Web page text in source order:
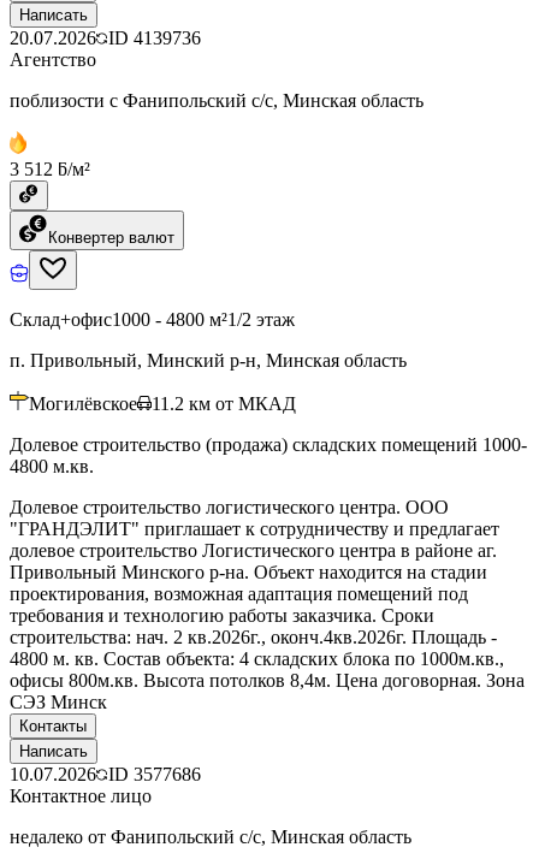
Написать
20.07.2026 ID 4139736
Агентство
поблизости с Фанипольский с/с, Минская область
3 512 ƃ/м²
Конвертер валют
Склад+офис1000 - 4800 м²1/2 этаж
п. Привольный, Минский р-н, Минская область
Могилёвское 11.2 км от МКАД
Долевое строительство (продажа) складских помещений 1000-
4800 м.кв.
Долевое строительство логистического центра. ООО
"ГРАНДЭЛИТ" приглашает к сотрудничеству и предлагает
долевое строительство Логистического центра в районе аг.
Привольный Минского р-на. Объект находится на стадии
проектирования, возможная адаптация помещений под
требования и технологию работы заказчика. Сроки
строительства: нач. 2 кв.2026г., оконч.4кв.2026г. Площадь -
4800 м. кв. Состав объекта: 4 складских блока по 1000м.кв.,
офисы 800м.кв. Высота потолков 8,4м. Цена договорная. Зона
СЭЗ Минск
Контакты
Написать
10.07.2026 ID 3577686
Контактное лицо
недалеко от Фанипольский с/с, Минская область